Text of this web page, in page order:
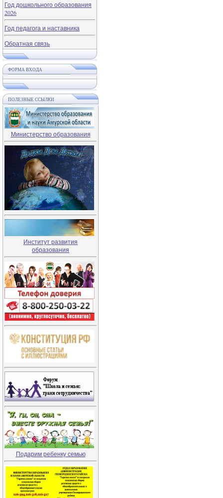
Год дошкольного образования
2026
Год педагога и наставника
Обратная связь
ФОРМА ВХОДА
ПОЛЕЗНЫЕ ССЫЛКИ
Министерство образования
Институт развития
образования
Подарим ребенку семью